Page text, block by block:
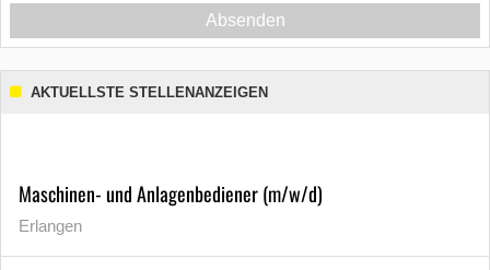
Absenden
AKTUELLSTE STELLENANZEIGEN
Maschinen- und Anlagenbediener (m/w/d)
Erlangen